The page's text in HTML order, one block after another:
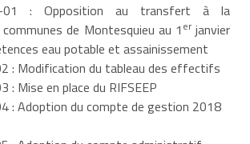
01 : Opposition au transfert à la
de Montesquieu au 1 erjanvier
eau potable et assainissement
: Modification du tableau des effectifs
: Mise en place du RIFSEEP
: Adoption du compte de gestion 2018